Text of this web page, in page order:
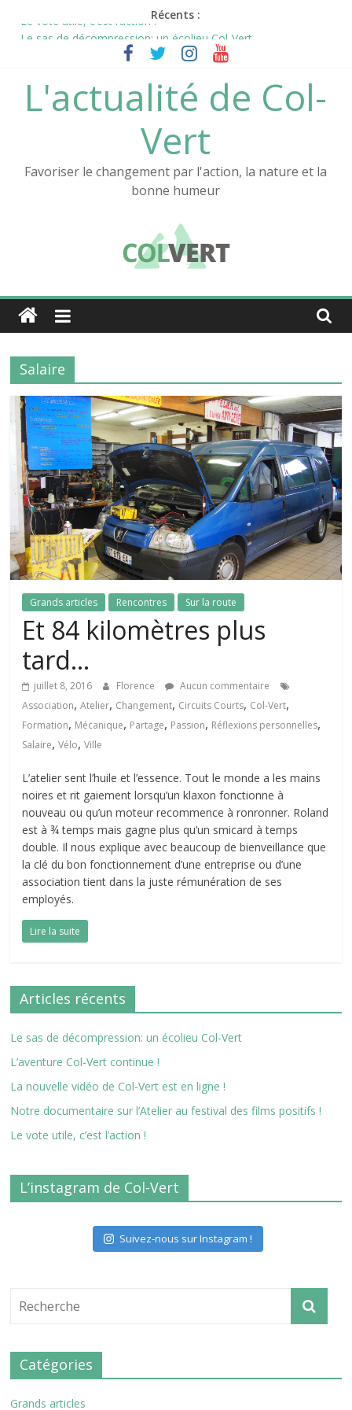
Récents :
Le vote utile, c’est l’action !
Le sas de décompression: un écolieu Col-Vert
L’aventure Col-Vert continue !
Notre documentaire sur l’Atelier au festival des films positifs !
L'actualité de Col-
Vert
Favoriser le changement par l'action, la nature et la
bonne humeur
Salaire
Grands articles Rencontres Sur la route
Et 84 kilomètres plus
tard…
juillet 8, 2016 Florence
Aucun commentaire
Association,Atelier, Changement, Circuits Courts, Col-Vert,
Formation, Mécanique, Partage, Passion, Réflexions personnelles,
Salaire,Vélo,Ville
L’atelier sent l’huile et l’essence. Tout le monde a les mains
noires et rit gaiement lorsqu’un klaxon fonctionne à
nouveau ou qu’un moteur recommence à ronronner. Roland
est à ¾ temps mais gagne plus qu’un smicard à temps
double. Il nous explique avec beaucoup de bienveillance que
la clé du bon fonctionnement d’une entreprise ou d’une
association tient dans la juste rémunération de ses
employés.
Lire la suite
Articles récents
Le sas de décompression: un écolieu Col-Vert
L’aventure Col-Vert continue !
La nouvelle vidéo de Col-Vert est en ligne !
Notre documentaire sur l’Atelier au festival des films positifs !
Le vote utile, c’est l’action !
L’instagram de Col-Vert
Suivez-nous sur Instagram !
Catégories
Grands articles